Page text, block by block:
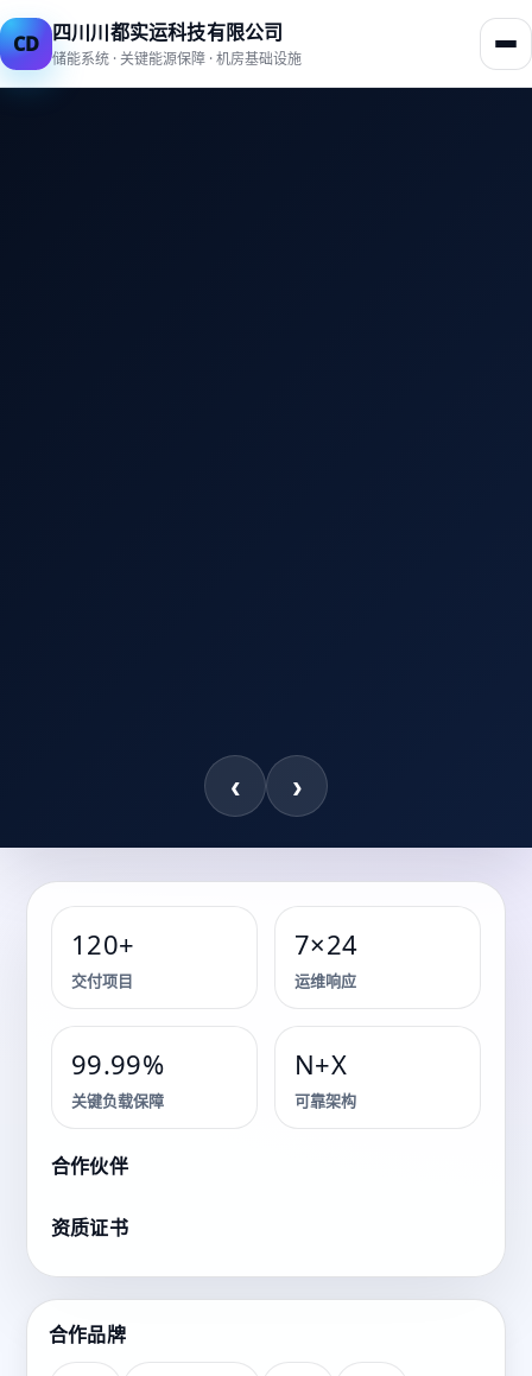
CD 四川川都实运科技有限公司
储能系统 · 关键能源保障 · 机房基础设施
储能系统 · 关键能源保障 · 机房基础设施
关键能源保障与储能系统
解决方案
面向各类关键业务场景，提供咨询、交付、运维的一体化
服务。
看产品
‹ ›
120+
交付项目
7×24
运维响应
99.99%
关键负载保障
N+X
可靠架构
合作伙伴
资质证书
合作品牌